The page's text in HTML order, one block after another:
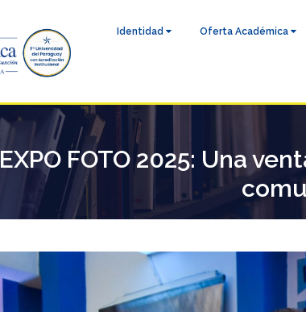
Identidad Oferta Académica
EXPO FOTO 2025: Una